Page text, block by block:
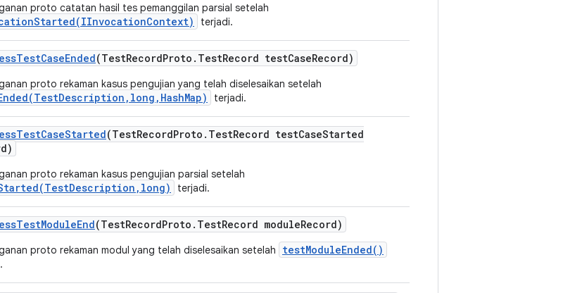
proto catatan hasil tes pemanggilan parsial setelah
terjadi.
TestCaseEnded(TestRecordProto . TestRecord testCaseRecord)
proto rekaman kasus pengujian yang telah diselesaikan setelah
terjadi.
TestCaseStarted(TestRecordProto . TestRecord testCaseStarted
proto rekaman kasus pengujian parsial setelah
terjadi.
TestModuleEnd(TestRecordProto . TestRecord moduleRecord)
proto rekaman modul yang telah diselesaikan setelah testModuleEnded()